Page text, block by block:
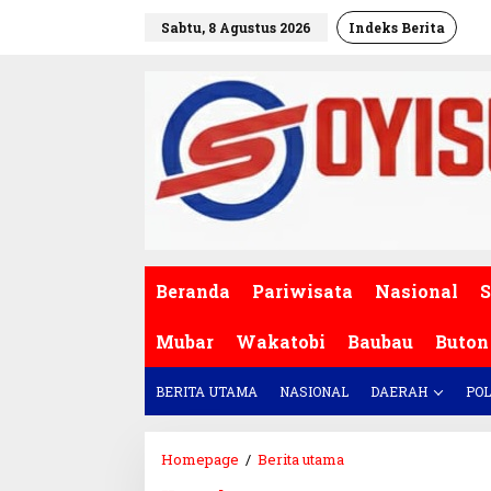
Sabtu, 8 Agustus 2026 Indeks Berita
Beranda Pariwisata Nasional
Mubar Wakatobi Baubau Buton
BERITA UTAMA NASIONAL DAERAH
Homepage / Berita utama